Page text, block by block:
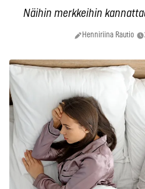
Näihin merkkeihin
Henniriina Rautio